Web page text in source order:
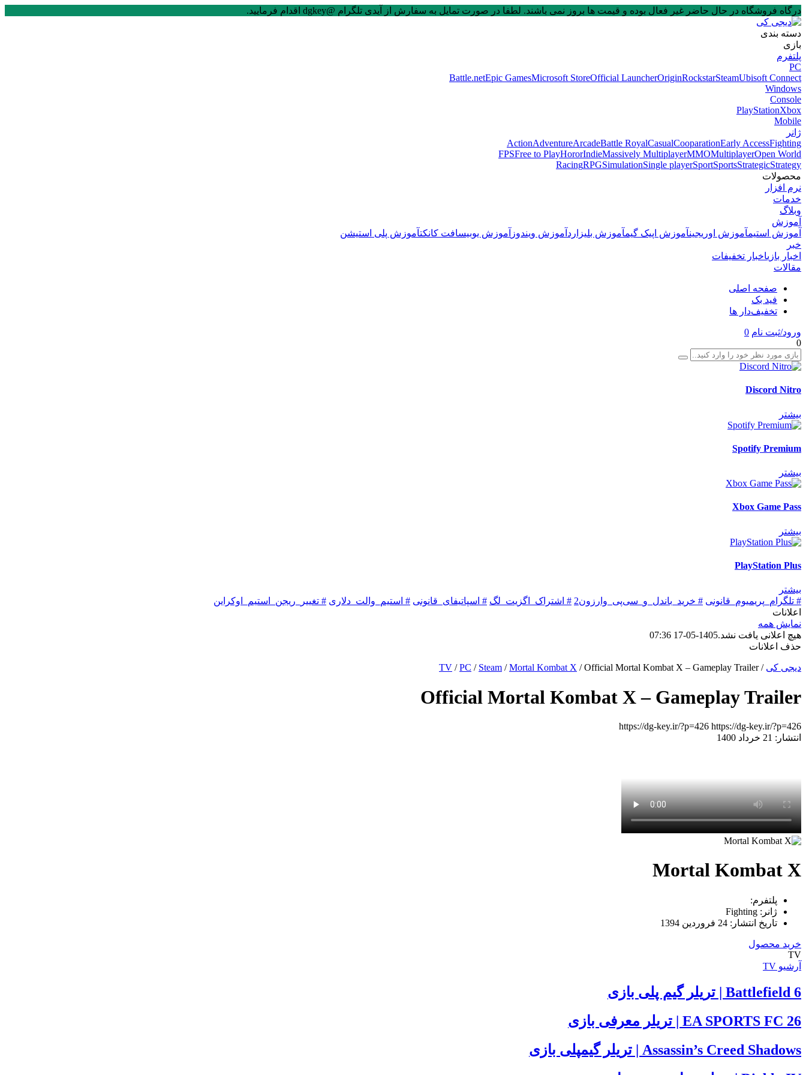
درگاه فروشگاه در حال حاضر غیر فعال بوده و قیمت ها بروز نمی باشند. لطفا در صورت تمایل به سفارش از آیدی تلگرام @dgkey اقدام فرمایید.
دسته بندی
بازی
پلتفرم
PC
Battle.netEpic GamesMicrosoft StoreOfficial LauncherOriginRockstarSteamUbisoft Connect
Windows
Console
PlayStationXbox
Mobile
ژانر
ActionAdventureArcadeBattle RoyalCasualCooparationEarly AccessFighting
FPSFree to PlayHororIndieMassively MultiplayerMMOMultiplayerOpen World
RacingRPGSimulationSingle playerSportSportsStrategicStrategy
محصولات
نرم افزار
خدمات
وبلاگ
آموزش
آموزش استیمآموزش اوریجینآموزش اپیک گیمآموزش بلیزارد آموزش ویندوز آموزش یوبیسافت کانکتآموزش پلی استیشن
خبر
اخبار بازیاخبار تخفیفات
مقالات
صفحه اصلی
فید بک
تخفیف‌دار ها
ورود/ثبت نام 0
0
Discord Nitro
بیشتر
Spotify Premium
بیشتر
Xbox Game Pass
بیشتر
PlayStation Plus
بیشتر
# تلگرام_پریمیوم_قانونی # خرید_باندل_و_سی‌پی_وارزون2 # اشتراک_اگزیت_لگ # اسپاتیفای_قانونی # استیم_والت_دلاری # تغییر_ریجن_استیم_اوکراین
اعلانات
نمایش همه
هیچ اعلانی یافت نشد.1405-05-17 07:36
حذف اعلانات
دیجی کی /
TV /PC / Steam /Mortal Kombat X /Official Mortal Kombat X – Gameplay Trailer
Official Mortal Kombat X – Gameplay Trailer
https://dg-key.ir/?p=426 https://dg-key.ir/?p=426
انتشار: 21 خرداد 1400
Mortal Kombat X
پلتفرم:
ژانر: Fighting
تاریخ انتشار: 24 فروردین 1394
خرید محصول
TV
آرشیو TV
Battlefield 6 | تریلر گیم پلی بازی
EA SPORTS FC 26 | تریلر معرفی بازی
Assassin’s Creed Shadows | تریلر گیمپلی بازی